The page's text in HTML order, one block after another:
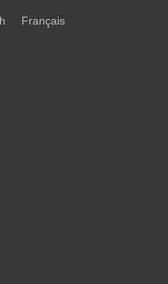
Français